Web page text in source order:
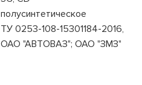
полусинтетическое
ТУ 0253-108-15301184-2016,
ОАО "АВТОВАЗ"; ОАО "ЗМЗ"